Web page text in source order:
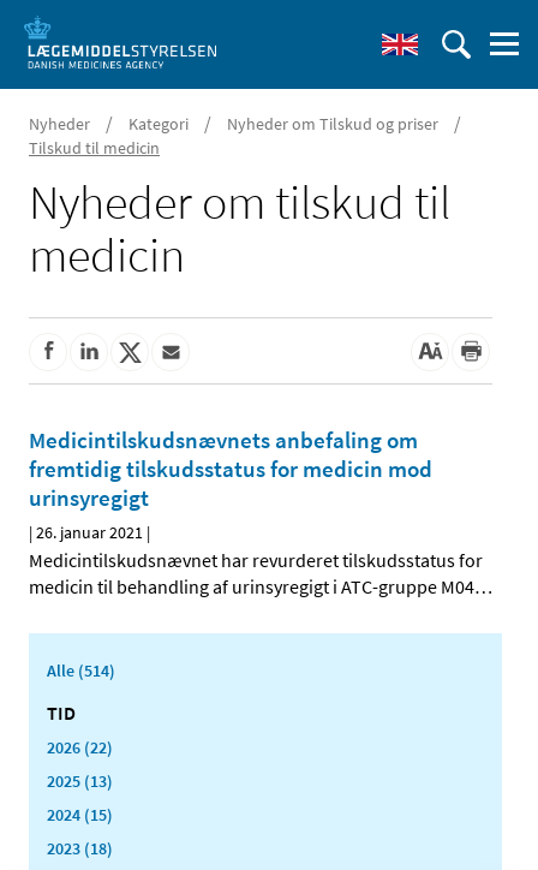
Nyheder / Kategori / Nyheder om Tilskud og priser /
Tilskud til medicin
Nyheder om tilskud til
medicin
Medicintilskudsnævnets anbefaling om
fremtidig tilskudsstatus for medicin mod
urinsyregigt
|26. januar 2021 |
Medicintilskudsnævnet har revurderet tilskudsstatus for
medicin til behandling af urinsyregigt i ATC-gruppe M04…
Alle (514)
TID
2026 (22)
2025 (13)
2024 (15)
2023 (18)